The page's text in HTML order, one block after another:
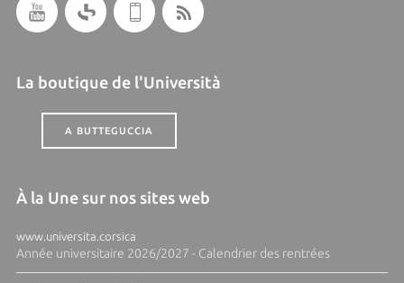
La boutique de l'Università
A BUTTEGUCCIA
À la Une sur nos sites web
www.universita.corsica
Année universitaire 2026/2027 - Calendrier des rentrées